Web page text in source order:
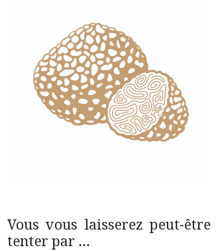
Vous vous laisserez peut-être
tenter par ...